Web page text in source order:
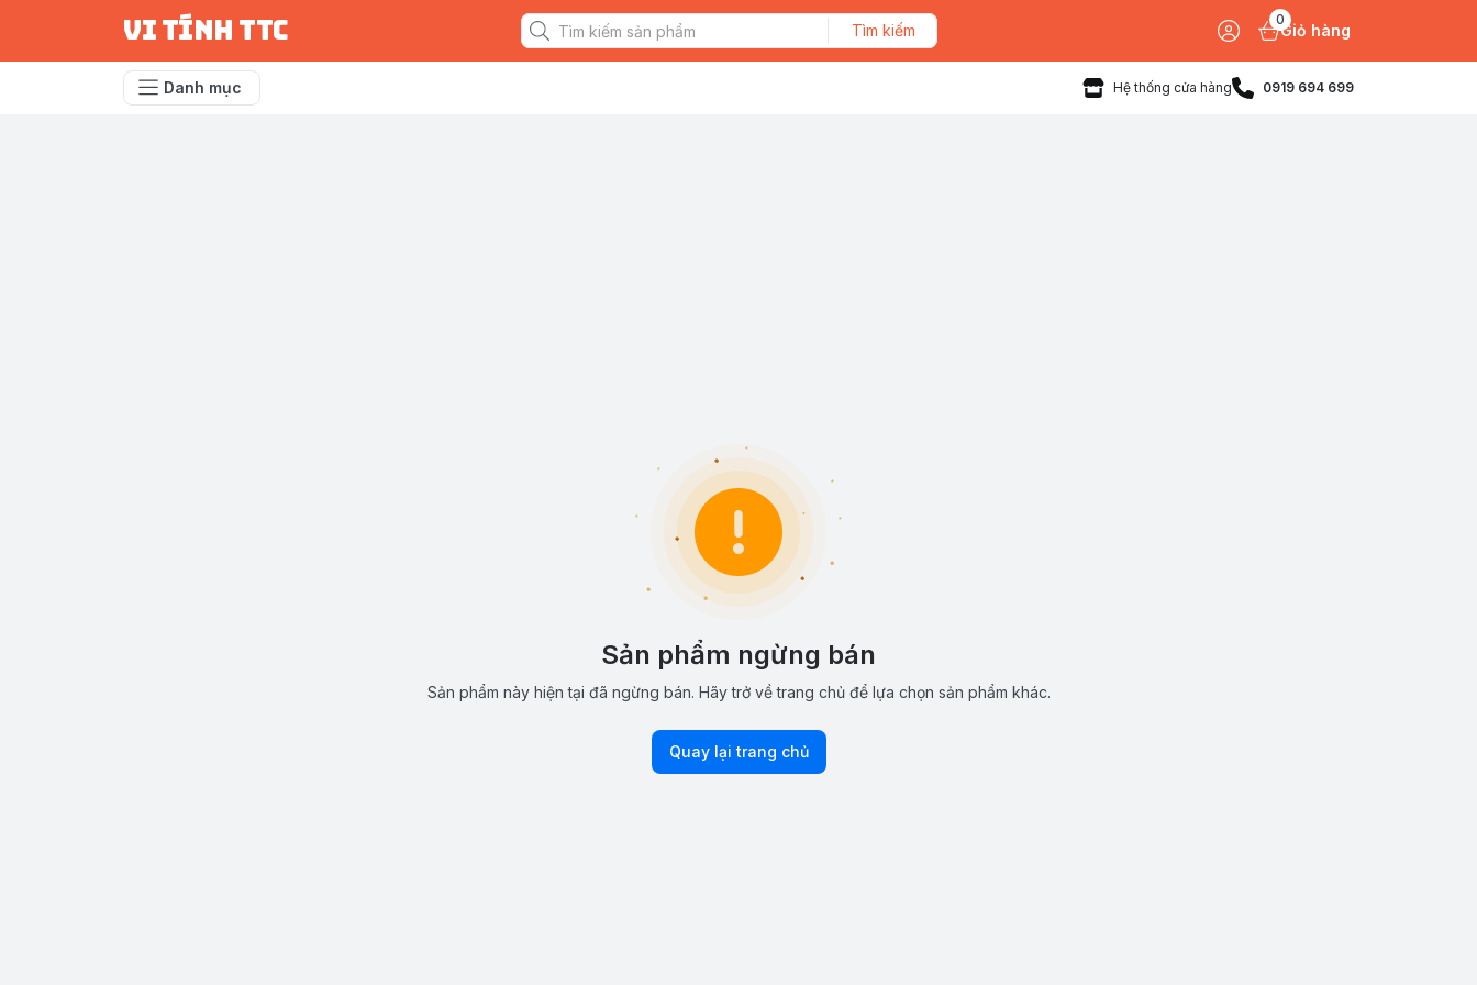
vi tính ttc Tìm kiếm
0
Giỏ hàng
Danh mục Hệ thống cửa hàng 0919 694 699
Sản phẩm ngừng bán
Sản phẩm này hiện tại đã ngừng bán. Hãy trở về trang chủ để lựa chọn sản phẩm khác.
Quay lại trang chủ